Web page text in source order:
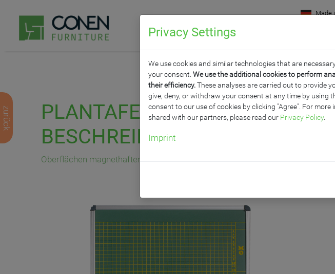
Made
Produkte
zurück
PLANTAFEL MIT
BESCHREIBBARER PREMIUM
Oberflächen magnethaftend, Rastermaß BxH: 20 x 20/16 mm
Privacy Settings
We use cookies and similar technologies that are
your consent. We use the additional cookies to perform
their efficiency.These analyses are carried out to provide
give, deny, or withdraw your consent at any time by using
consent to our use of cookies by clicking "Agree". For
shared with our partners, please read our Privacy Policy.
Imprint